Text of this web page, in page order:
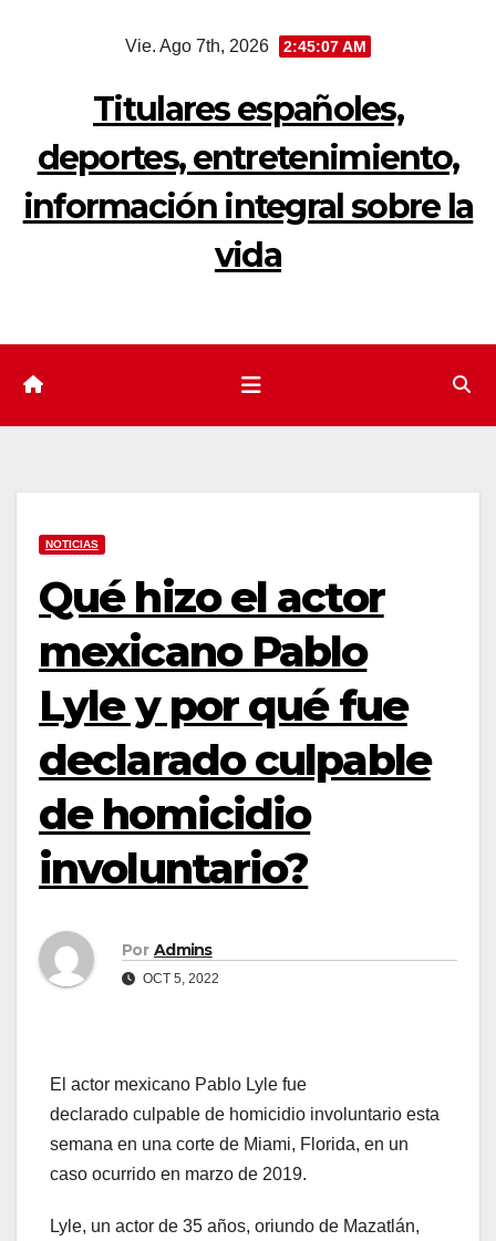
Vie. Ago 7th, 2026 2:45:08 AM
Titulares españoles,
deportes, entretenimiento,
información integral sobre la
vida
NOTICIAS
Qué hizo el actor
mexicano Pablo
Lyle y por qué fue
declarado culpable
de homicidio
involuntario?
Por Admins
OCT 5, 2022
El actor mexicano Pablo Lyle fue
declarado culpable de homicidio involuntario esta
semana en una corte de Miami, Florida, en un
caso ocurrido en marzo de 2019.
Lyle, un actor de 35 años, oriundo de Mazatlán,